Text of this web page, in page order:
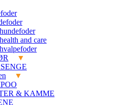
and care
& KAMME